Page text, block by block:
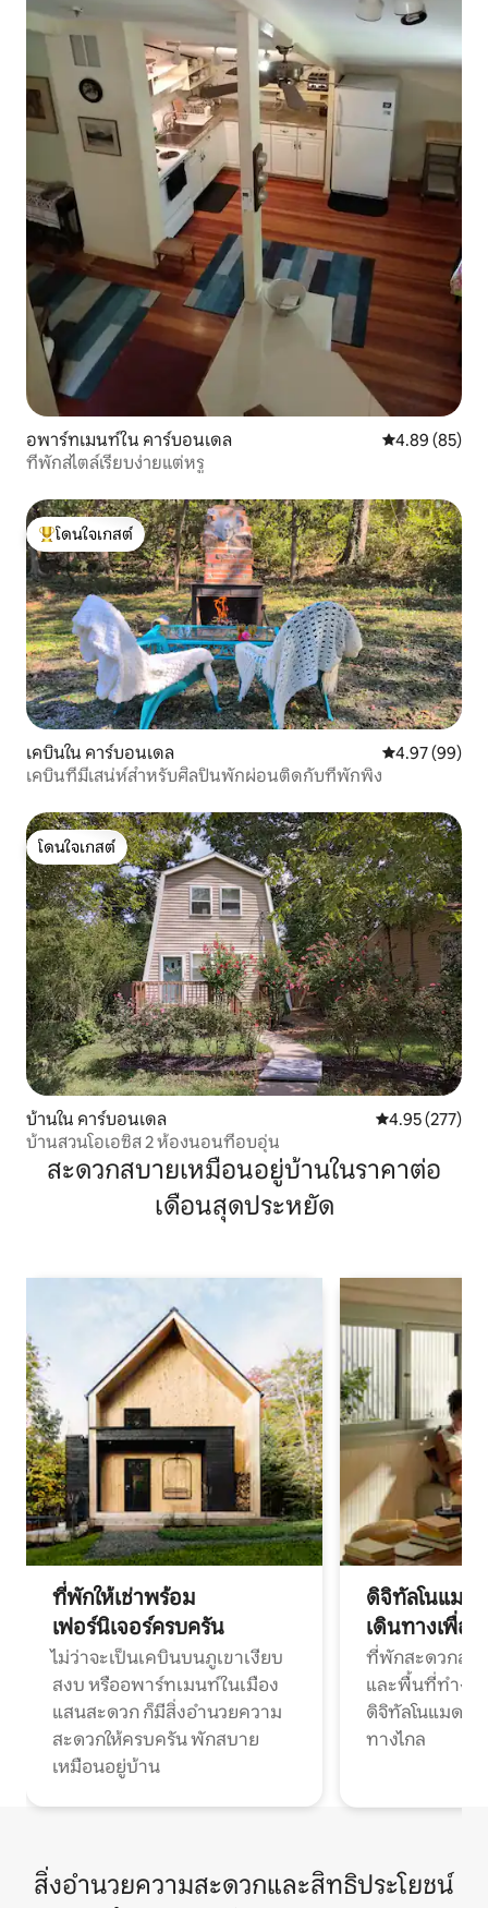
อพาร์ทเมนท์ใน คาร์บอนเดล คะแนนเฉลี่ย
4.89 (85)
ที่พักสไตล์เรียบง่ายแต่หรู
โดนใจเกสต์ที่สุด
โดนใจเกสต์
เคบินใน คาร์บอนเดล คะแนนเฉลี่ย
4.97 (99)
เคบินที่มีเสน่ห์สำหรับศิลปินพักผ่อนติดกับที่พักพิง
โดนใจเกสต์
โดนใจเกสต์
บ้านใน คาร์บอนเดล คะแนนเฉลี่ย
4.95 (277)
บ้านสวนโอเอซิส 2 ห้องนอนที่อบอุ่น
สะดวกสบายเหมือนอยู่บ้านในราคาต่อ
เดือนสุดประหยัด
ที่พักให้เช่าพร้อม
เฟอร์นิเจอร์ครบครัน
ไม่ว่าจะเป็นเคบินบนภูเขาเงียบ
สงบ หรืออพาร์ทเมนท์ในเมือง
แสนสะดวก ก็มีสิ่งอำนวยความ
สะดวกให้ครบครัน พักสบาย
เหมือนอยู่บ้าน
ดิจิทัลโนแมด
เดินทางเพื่อ
ที่พักสะดวกสบ
และพื้นที่ทำงา
ดิจิทัลโนแมดแ
ทางไกล
สิ่งอำนวยความสะดวกและสิทธิประโยชน์